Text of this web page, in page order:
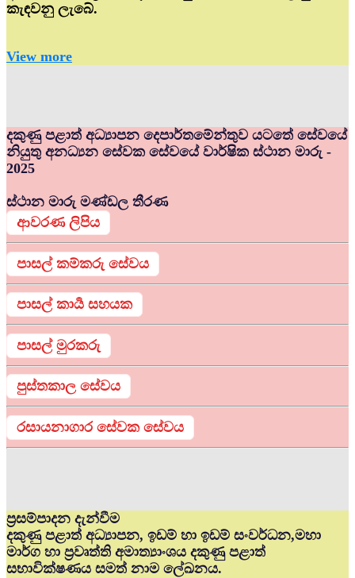
කැඳවනු ලැබේ.
View more
දකුණු පළාත් අධ්‍යාපන දෙපාර්තමේන්තුව යටතේ සේවයේ
නියුතු අනධ්‍යන සේවක සේවයේ වාර්ෂික ස්ථාන මාරු -
2025
ස්ථාන මාරු මණ්ඩල තීරණ
ආවරණ ලිපිය
පාසල් කම්කරු සේවය
පාසල් කාර්‍ය සහයක
පාසල් මුරකරු
පුස්තකාල සේවය
රසායනාගාර සේවක සේවය
ප්‍රසම්පාදන දැන්වීම
දකුණු පළාත් අධ්‍යාපන, ඉඩම් හා ඉඩම් සංවර්ධන,මහා
මාර්ග හා ප්‍රවෘත්ති අමාත්‍යාංශය දකුණු පළාත්
සභාවික්ෂණය සමත් නාම ලේඛනය.